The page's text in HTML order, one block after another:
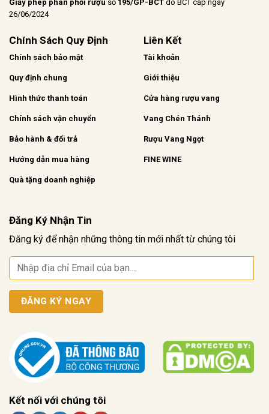
Giấy phép phân phối rượu số 195/GP-BCT do BCT cấp ngày
26/06/2024
Chính Sách Quy Định
Chính sách bảo mật
Quy định chung
Hình thức thanh toán
Chính sách vận chuyển
Bảo hành & đổi trả
Hướng dẫn mua hàng
Quà tặng doanh nghiệp
Liên Kết
Tài khoản
Giới thiệu
Cửa hàng rượu vang
Vang Chén Thánh
Rượu Vang Ngọt
FINE WINE
Đăng Ký Nhận Tin
Đăng ký để nhận những thông tin mới nhất từ chúng tôi
Kết nối với chúng tôi